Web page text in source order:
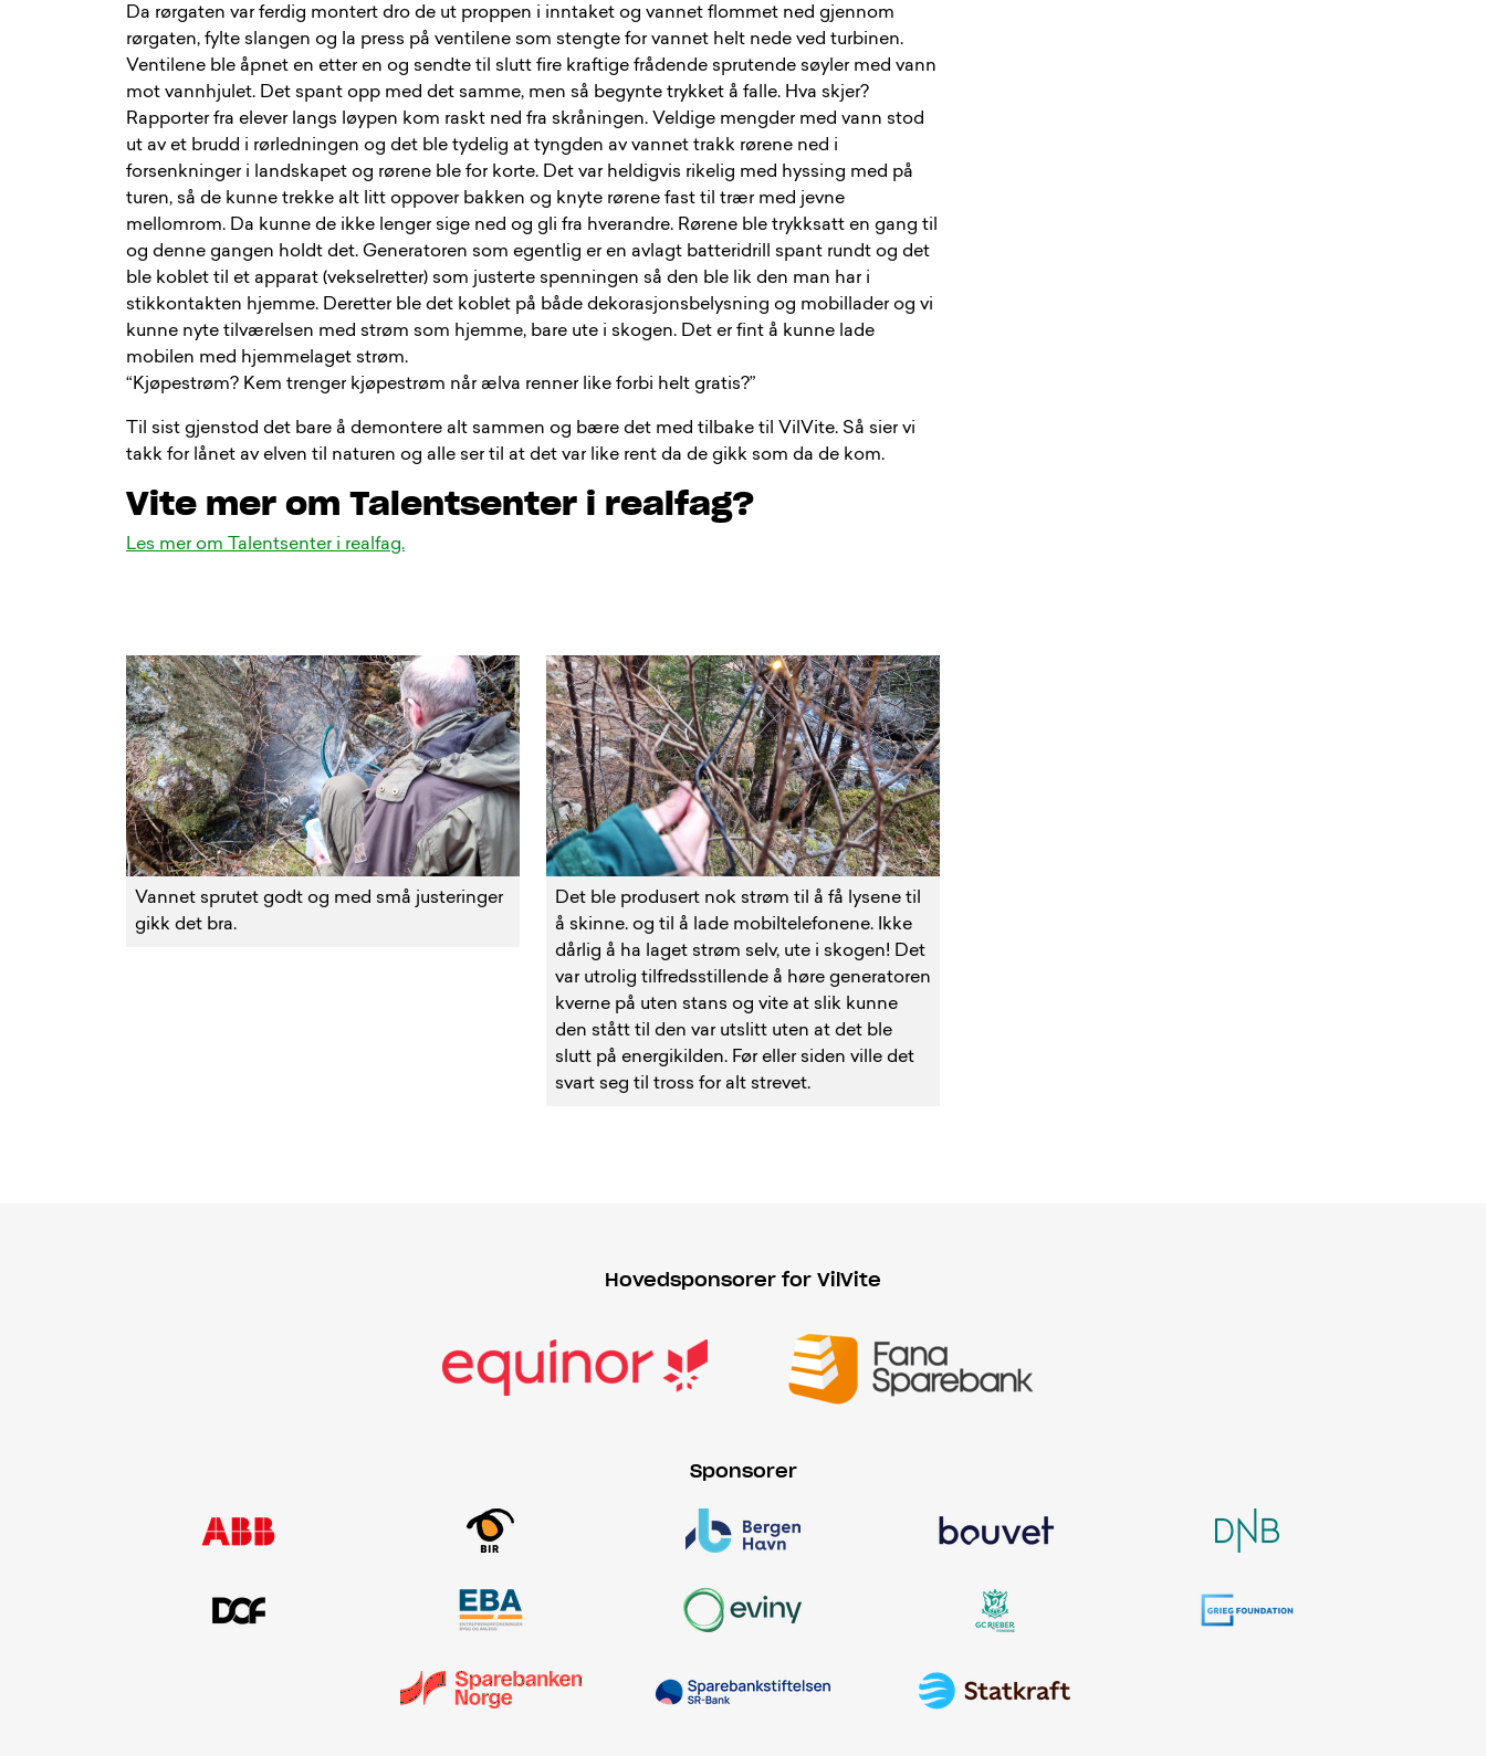
Da rørgaten var ferdig montert dro de ut proppen i inntaket og vannet flommet ned gjennom
rørgaten, fylte slangen og la press på ventilene som stengte for vannet helt nede ved turbinen.
Ventilene ble åpnet en etter en og sendte til slutt fire kraftige frådende sprutende søyler med vann
mot vannhjulet. Det spant opp med det samme, men så begynte trykket å falle. Hva skjer?
Rapporter fra elever langs løypen kom raskt ned fra skråningen. Veldige mengder med vann stod
ut av et brudd i rørledningen og det ble tydelig at tyngden av vannet trakk rørene ned i
forsenkninger i landskapet og rørene ble for korte. Det var heldigvis rikelig med hyssing med på
turen, så de kunne trekke alt litt oppover bakken og knyte rørene fast til trær med jevne
mellomrom. Da kunne de ikke lenger sige ned og gli fra hverandre. Rørene ble trykksatt en gang til
og denne gangen holdt det. Generatoren som egentlig er en avlagt batteridrill spant rundt og det
ble koblet til et apparat (vekselretter) som justerte spenningen så den ble lik den man har i
stikkontakten hjemme. Deretter ble det koblet på både dekorasjonsbelysning og mobillader og vi
kunne nyte tilværelsen med strøm som hjemme, bare ute i skogen. Det er fint å kunne lade
mobilen med hjemmelaget strøm.
“Kjøpestrøm? Kem trenger kjøpestrøm når ælva renner like forbi helt gratis?”
Til sist gjenstod det bare å demontere alt sammen og bære det med tilbake til VilVite. Så sier vi
takk for lånet av elven til naturen og alle ser til at det var like rent da de gikk som da de kom.
Vite mer om Talentsenter i realfag?
Les mer om Talentsenter i realfag.
Vannet sprutet godt og med små justeringer
gikk det bra.
Det ble produsert nok strøm til å få lysene til
å skinne. og til å lade mobiltelefonene. Ikke
dårlig å ha laget strøm selv, ute i skogen! Det
var utrolig tilfredsstillende å høre generatoren
kverne på uten stans og vite at slik kunne
den stått til den var utslitt uten at det ble
slutt på energikilden. Før eller siden ville det
svart seg til tross for alt strevet.
Hovedsponsorer for VilVite
Sponsorer